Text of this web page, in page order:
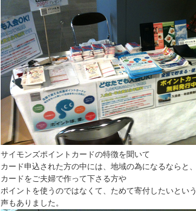
サイモンズポイントカードの特徴を聞いて
カード申込された方の中には、地域の為になるならと、
カードをご夫婦で作って下さる方や
ポイントを使うのではなくて、ためて寄付したいという
声もありました。